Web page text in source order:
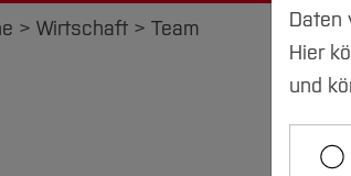
Wirtschaft Team
Daten
Hier
und